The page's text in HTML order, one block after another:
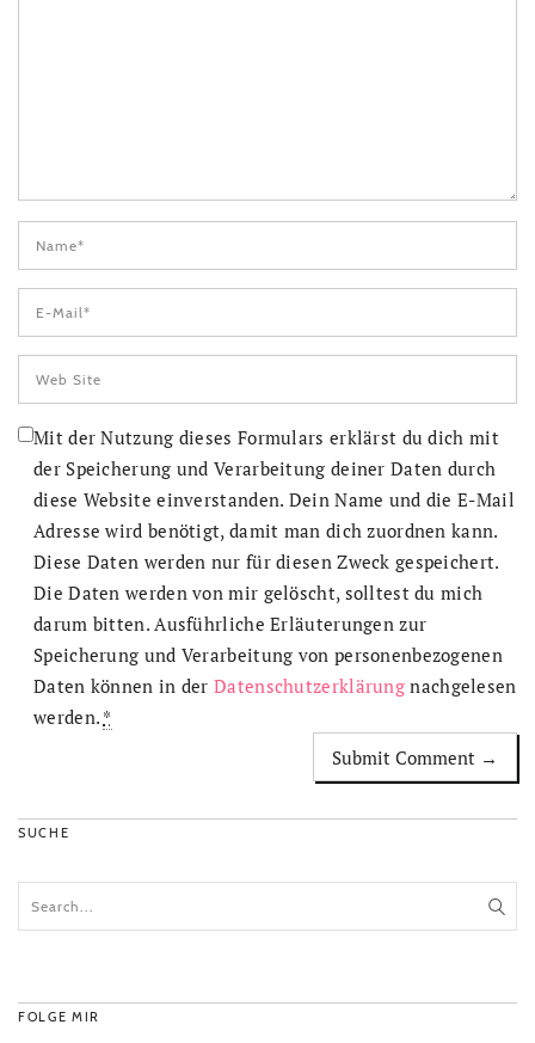
Mit der Nutzung dieses Formulars erklärst du dich mit
der Speicherung und Verarbeitung deiner Daten durch
diese Website einverstanden. Dein Name und die E-Mail
Adresse wird benötigt, damit man dich zuordnen kann.
Diese Daten werden nur für diesen Zweck gespeichert.
Die Daten werden von mir gelöscht, solltest du mich
darum bitten. Ausführliche Erläuterungen zur
Speicherung und Verarbeitung von personenbezogenen
Daten können in derDatenschutzerklärung nachgelesen
werden. *
SUCHE
FOLGE MIR